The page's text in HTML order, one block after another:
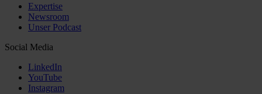
Expertise
Newsroom
Unser Podcast
Social Media
LinkedIn
YouTube
Instagram